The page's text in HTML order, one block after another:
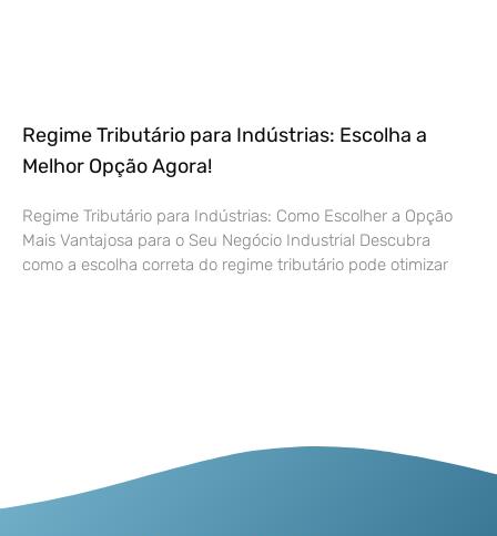
Regime Tributário para Indústrias: Escolha a
Melhor Opção Agora!
Regime Tributário para Indústrias: Como Escolher a Opção
Mais Vantajosa para o Seu Negócio Industrial Descubra
como a escolha correta do regime tributário pode otimizar